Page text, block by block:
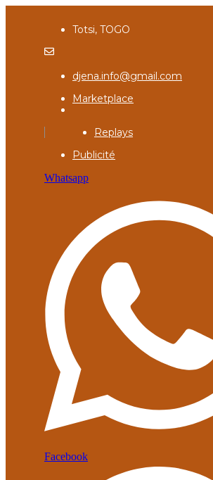
Totsi, TOGO
djena.info@gmail.com
Marketplace
Replays
Publicité
Whatsapp
Facebook